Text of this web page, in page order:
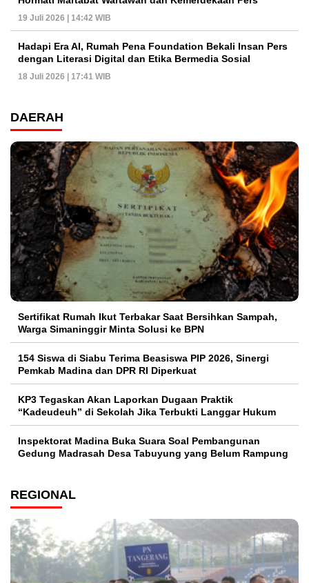
19 Juli 2026 | 14:42 WIB
Hadapi Era AI, Rumah Pena Foundation Bekali Insan Pers
dengan Literasi Digital dan Etika Bermedia Sosial
18 Juli 2026 | 17:41 WIB
DAERAH
Sertifikat Rumah Ikut Terbakar Saat Bersihkan Sampah,
Warga Simaninggir Minta Solusi ke BPN
154 Siswa di Siabu Terima Beasiswa PIP 2026, Sinergi
Pemkab Madina dan DPR RI Diperkuat
KP3 Tegaskan Akan Laporkan Dugaan Praktik
“Kadeudeuh” di Sekolah Jika Terbukti Langgar Hukum
Inspektorat Madina Buka Suara Soal Pembangunan
Gedung Madrasah Desa Tabuyung yang Belum Rampung
REGIONAL